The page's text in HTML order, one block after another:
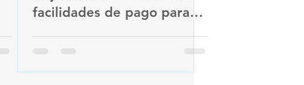
facilidades de pago para